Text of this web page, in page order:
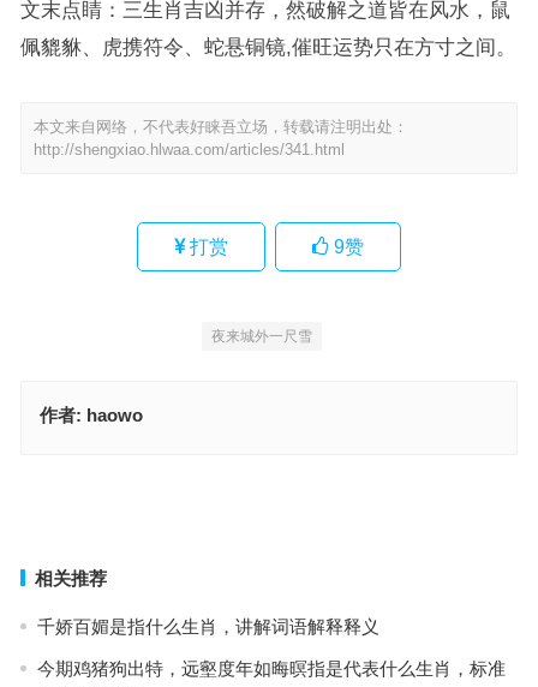
文末点睛：三生肖吉凶并存，然破解之道皆在风水，鼠
佩貔貅、虎携符令、蛇悬铜镜,催旺运势只在方寸之间。
本文来自网络，不代表好睐吾立场，转载请注明出处：
http://shengxiao.hlwaa.com/articles/341.html
打赏 9赞
夜来城外一尺雪
作者: haowo
相关推荐
千娇百媚是指什么生肖，讲解词语解释释义
今期鸡猪狗出特，远壑度年如晦暝指是代表什么生肖，标准